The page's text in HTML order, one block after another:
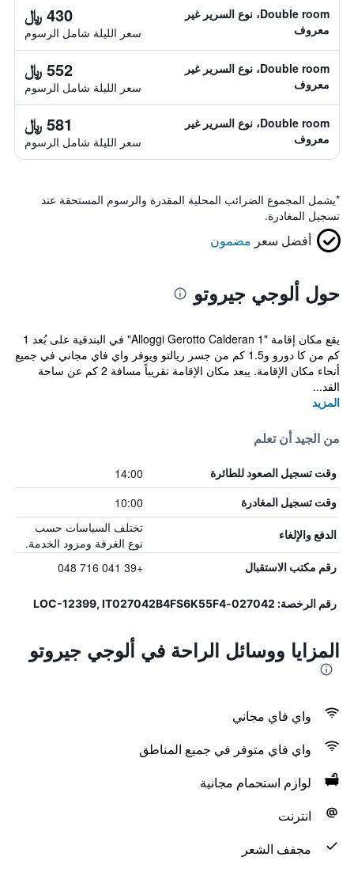
Double room، نوع السرير غير
معروف
430 ﷼
سعر الليلة شامل الرسوم
Double room، نوع السرير غير
معروف
552 ﷼
سعر الليلة شامل الرسوم
Double room، نوع السرير غير
معروف
581 ﷼
سعر الليلة شامل الرسوم
*يشمل المجموع الضرائب المحلية المقدرة والرسوم المستحقة عند
تسجيل المغادرة.
أفضل سعر مضمون
حول ألوجي جيروتو
يقع مكان إقامة "Alloggi Gerotto Calderan 1" في البندقية على بُعد 1
كم من كا دورو و1.5 كم من جسر ريالتو ويوفر واي فاي مجاني في جميع
أنحاء مكان الإقامة. يبعد مكان الإقامة تقريباً مسافة 2 كم عن ساحة
القد...
المزيد
من الجيد أن تعلم
وقت تسجيل الصعود للطائرة 14:00
وقت تسجيل المغادرة 10:00
الدفع والإلغاء
تختلف السياسات حسب
نوع الغرفة ومزود الخدمة.
رقم مكتب الاستقبال +39 041 716 048
رقم الرخصة: 027042-LOC-12399, IT027042B4FS6K55F4
المزايا ووسائل الراحة في ألوجي جيروتو
واي فاي مجاني
واي فاي متوفر في جميع المناطق
لوازم استحمام مجانية
انترنت
مجفف الشعر